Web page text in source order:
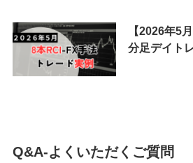
【2026年5
分足デイト
Q&A-よくいただくご質問